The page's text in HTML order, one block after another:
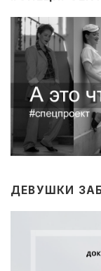
ДЕВУШКИ